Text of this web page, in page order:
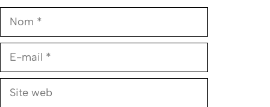
Nom
E-
Site